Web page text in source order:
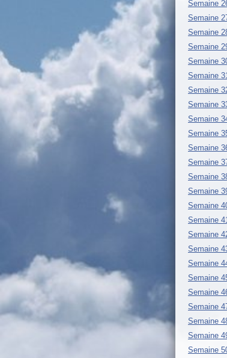
Semaine
Semaine
Semaine
Semaine
Semaine
Semaine
Semaine
Semaine
Semaine
Semaine
Semaine
Semaine
Semaine
Semaine
Semaine
Semaine
Semaine
Semaine
Semaine
Semaine
Semaine
Semaine
Semaine
Semaine
Semaine